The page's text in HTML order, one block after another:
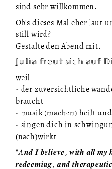
sind sehr willkommen.
Ob's dieses Mal eher laut
still wird?
Gestalte den Abend mit.
𝕁𝕦𝕝𝕚𝕒 𝕗𝕣𝕖𝕦𝕥 𝕤𝕚𝕔𝕙 𝕒𝕦𝕗
weil
- der zuversichtliche
braucht
- musik (machen) heilt
- singen dich in
(nach)wirkt
"𝑨𝒏𝒅 𝑰 𝒃𝒆𝒍𝒊𝒆𝒗𝒆, 𝒘𝒊𝒕𝒉 𝒂𝒍𝒍 𝒎𝒚
𝒓𝒆𝒅𝒆𝒆𝒎𝒊𝒏𝒈, 𝒂𝒏𝒅